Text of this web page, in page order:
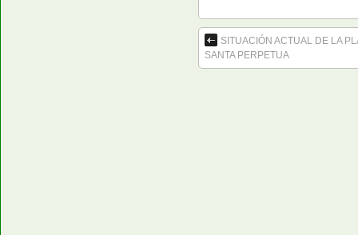
SITUACIÓN ACTUAL DE LA
SANTA PERPETUA